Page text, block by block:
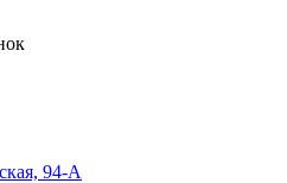
94-А